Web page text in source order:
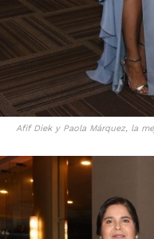
Afif Diek y Paola Márquez, la